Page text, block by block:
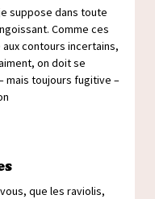
suppose dans toute
Comme ces
contours incertains,
on doit se
mais toujours fugitive –
que les raviolis,